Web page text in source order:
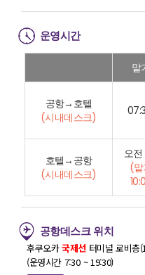
운영시간
맡
공항→호텔
(시내데스크)
호텔→공항
(시내데스크)
오
(
공항데스크 위치
후쿠오카국제선터미널 로비층
(운영시간 7:30 ~ 19:30)